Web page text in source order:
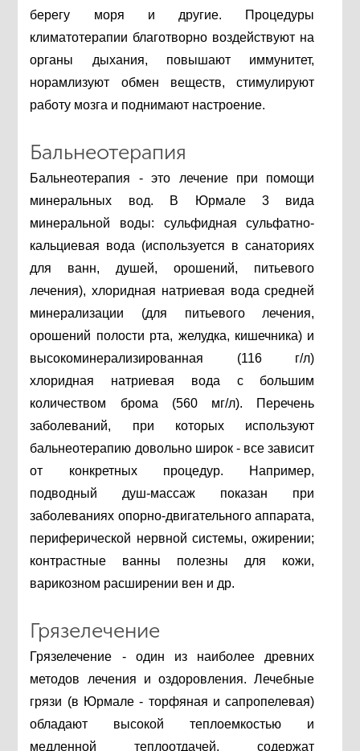
берегу моря и другие. Процедуры
климатотерапии благотворно воздействуют на
органы дыхания, повышают иммунитет,
норамлизуют обмен веществ, стимулируют
работу мозга и поднимают настроение.
Бальнеотерапия
Бальнеотерапия - это лечение при помощи
минеральных вод. В Юрмале 3 вида
минеральной воды: сульфидная сульфатно-
кальциевая вода (используется в санаториях
для ванн, душей, орошений, питьевого
лечения), хлоридная натриевая вода средней
минерализации (для питьевого лечения,
орошений полости рта, желудка, кишечника) и
высокоминерализированная (116 г/л)
хлоридная натриевая вода с большим
количеством брома (560 мг/л). Перечень
заболеваний, при которых используют
бальнеотерапию довольно широк - все зависит
от конкретных процедур. Например,
подводный душ-массаж показан при
заболеваниях опорно-двигательного аппарата,
периферической нервной системы, ожирении;
контрастные ванны полезны для кожи,
варикозном расширении вен и др.
Грязелечение
Грязелечение - один из наиболее древних
методов лечения и оздоровления. Лечебные
грязи (в Юрмале - торфяная и сапропелевая)
обладают высокой теплоемкостью и
медленной теплоотдачей, содержат